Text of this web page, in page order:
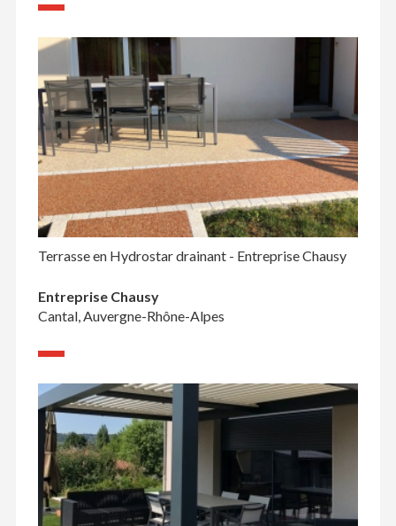
Terrasse en Hydrostar drainant - Entreprise Chausy
Entreprise Chausy
Cantal, Auvergne-Rhône-Alpes